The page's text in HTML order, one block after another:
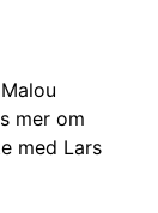
mer om
med Lars